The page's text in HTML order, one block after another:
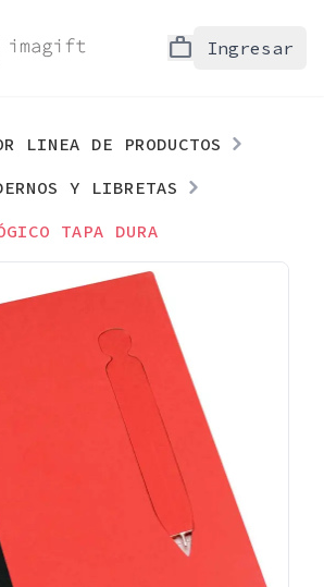
work Ingresar
LINEA DE PRODUCTOS
Y LIBRETAS
TAPA DURA